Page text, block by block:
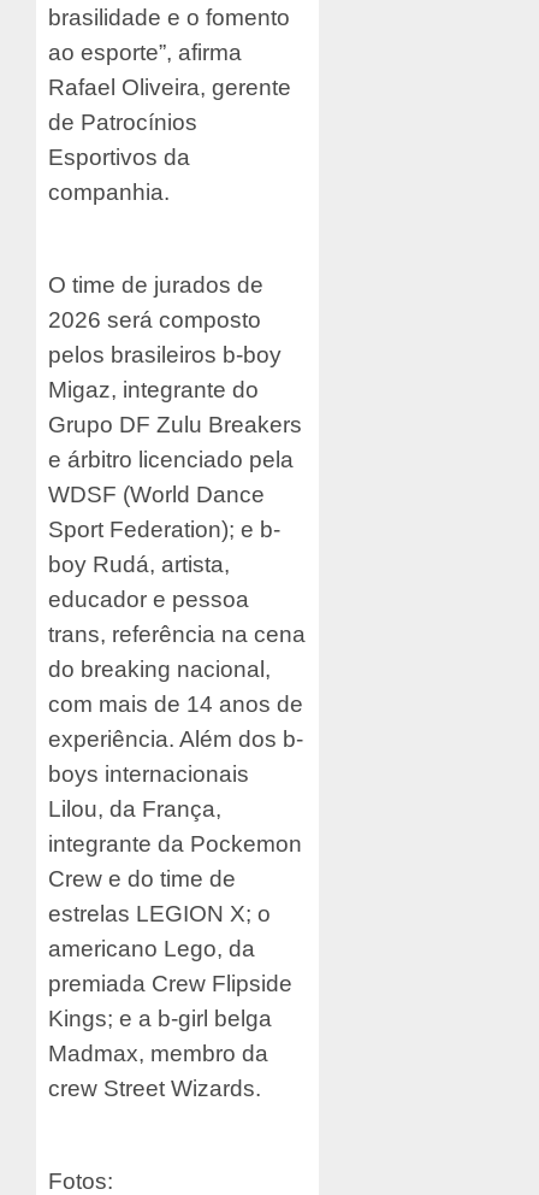
brasilidade e o fomento
ao esporte”, afirma
Rafael Oliveira, gerente
de Patrocínios
Esportivos da
companhia.
O time de jurados de
2026 será composto
pelos brasileiros b-boy
Migaz, integrante do
Grupo DF Zulu Breakers
e árbitro licenciado pela
WDSF (World Dance
Sport Federation); e b-
boy Rudá, artista,
educador e pessoa
trans, referência na cena
do breaking nacional,
com mais de 14 anos de
experiência. Além dos b-
boys internacionais
Lilou, da França,
integrante da Pockemon
Crew e do time de
estrelas LEGION X; o
americano Lego, da
premiada Crew Flipside
Kings; e a b-girl belga
Madmax, membro da
crew Street Wizards.
Fotos: